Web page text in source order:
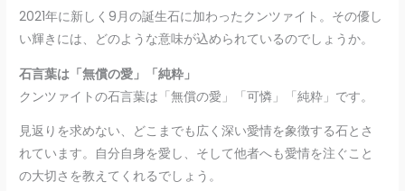
2021年に新しく9月の誕生石に加わったクンツァイト。その優し
い輝きには、どのような意味が込められているのでしょうか。
石言葉は「無償の愛」「純粋」
クンツァイトの石言葉は「無償の愛」「可憐」「純粋」です。
見返りを求めない、どこまでも広く深い愛情を象徴する石とさ
れています。自分自身を愛し、そして他者へも愛情を注ぐこと
の大切さを教えてくれるでしょう。